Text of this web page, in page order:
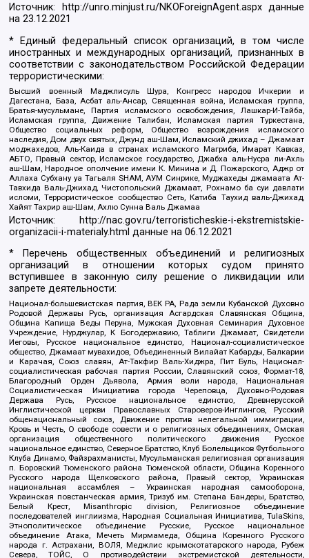
Источник: http://unro.minjust.ru/NKOForeignAgent.aspxданные
на23.12.2021
* Единый федеральный список организаций, в том числе
иностранных и международных организаций, признанных в
соответствии с законодательством Российской Федерации
террористическими:
Высший военный Маджлисуль Шура, Конгресс народов Ичкерии и
Дагестана, База, Асбат аль-Ансар, Священная война, Исламская группа,
Братья-мусульмане, Партия исламского освобождения, Лашкар-И-Тайба,
Исламская группа, Движение Талибан, Исламская партия Туркестана,
Общество социальных реформ, Общество возрождения исламского
наследия, Дом двух святых, Джунд аш-Шам, Исламский джихад – Джамаат
моджахедов, Аль-Каида в странах исламского Магриба, Имарат Кавказ,
АБТО, Правый сектор, Исламское государство, Джабха аль-Нусра ли-Ахль
аш-Шам, Народное ополчение имени К. Минина и Д. Пожарского, Аджр от
Аллаха Субхану уа Тагьаля SHAM, АУМ Синрике, Муджахеды джамаата Ат-
Тавхида Валь-Джихад, Чистопольский Джамаат, Рохнамо ба суи давлати
исломи, Террористическое сообщество Сеть, Катиба Таухид валь-Джихад,
Хайят Тахрир аш-Шам, Ахлю Сунна Валь Джамаа
Источник:
http://nac.gov.ru/terroristicheskie-i-ekstremistskie-
organizacii-i-materialy.html данные на06.12.2021
* Перечень общественных объединений и религиозных
организаций в отношении которых судом принято
вступившее в законную силу решение о ликвидации или
запрете деятельности:
Национал-большевистская партия, ВЕК РА, Рада земли Кубанской Духовно
Родовой Державы Русь, организация Асгардская Славянская Община,
Община Капища Веды Перуна, Мужская Духовная Семинария Духовное
Учреждение, Нурджулар, К Богодержавию, Таблиги Джамаат, Свидетели
Иеговы, Русское национальное единство, Национал-социалистическое
общество, Джамаат мувахидов, Объединенный Вилайат Кабарды, Балкарии
и Карачая, Союз славян, Ат-Такфир Валь-Хиджра, Пит Буль, Национал-
социалистическая рабочая партия России, Славянский союз, Формат-18,
Благородный Орден Дьявола, Армия воли народа, Национальная
Социалистическая Инициатива города Череповца, Духовно-Родовая
Держава Русь, Русское национальное единство, Древнерусской
Инглистической церкви Православных Староверов-Инглингов, Русский
общенациональный союз, Движение против нелегальной иммиграции,
Кровь и Честь, О свободе совести и о религиозных объединениях, Омская
организация общественного политического движения Русское
национальное единство, Северное Братство, Клуб Болельщиков Футбольного
Клуба Динамо, Файзрахманисты, Мусульманская религиозная организация
п. Боровский Тюменского района Тюменской области, Община Коренного
Русского народа Щелковского района, Правый сектор, Украинская
национальная ассамблея – Украинская народная самооборона,
Украинская повстанческая армия, Тризуб им. Степана Бандеры, Братство,
Белый Крест, Misanthropic division, Религиозное объединение
последователей инглиизма, Народная Социальная Инициатива, TulaSkins,
Этнополитическое объединение Русские, Русское национальное
объединение Атака, Мечеть Мирмамеда, Община Коренного Русского
народа г. Астрахани, ВОЛЯ, Меджлис крымскотатарского народа, Рубеж
Севера, ТОЙС, О противодействии экстремистской деятельности,